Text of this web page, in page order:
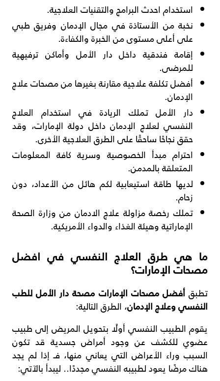
استخدام احدث البرامج والتقنيات العلاجية.
نخبة من الأستاذة في مجال الإدمان وفريق طبي
على أعلى مستوى من الخبرة والكفاءة.
إقامة فندقية داخل دار الأمل وأماكن ترفيهية
للمرضى.
أفضل تكلفة علاجية مقارنة بغيرها من مصحات علاج
الإدمان.
دار الأمل تملك الريادة في استخدام العلاج
النفسي لعلاج الإدمان داخل دولة الإمارات، وقد
حقق نجاحًا ساحقًا على الطرق العلاجية الأخرى.
احترام مبدأ الخصوصية وسرية كافة المعلومات
المتعلقة بالمدمن.
لديها طاقة استيعابية لكم هائل من الأعداد، دون
زحام.
تملك رخصة مزاولة علاج الادمان من وزارة الصحة
الإماراتية وهيئة الغذاء والدواء الأمريكية.
ما هي طرق العلاج النفسي في افضل
مصحات الإمارات؟
تطبقأفضل مصحات الإمارات مصحة دار الأمل للطب
النفسي وعلاج الإدمان، الطرق التالية:
يقوم الطبيب النفسي أولًا بتحويل المريض إلى طبيب
عضوي للكشف عن وجود أمراض جسدية قد تكون
السبب وراء الأعراض التي يعاني منها، فـ إذا لم يجد
هناك مرضًا يعود لطبيبه النفسي مجددًا.. ليبدأ بالآتي: